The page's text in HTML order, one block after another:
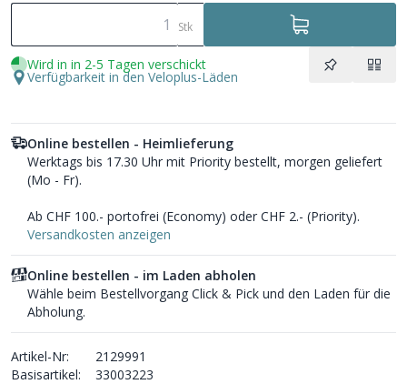
Stk
Wird in in 2-5 Tagen verschickt
Verfügbarkeit in den Veloplus-Läden
Online bestellen - Heimlieferung
Werktags bis 17.30 Uhr mit Priority bestellt, morgen geliefert
(Mo - Fr).
Ab CHF 100.- portofrei (Economy) oder CHF 2.- (Priority).
Versandkosten anzeigen
Online bestellen - im Laden abholen
Wähle beim Bestellvorgang Click & Pick und den Laden für die
Abholung.
Artikel-Nr:
2129991
Basisartikel:
33003223